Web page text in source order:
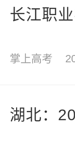
长江职
掌上高考
湖北：